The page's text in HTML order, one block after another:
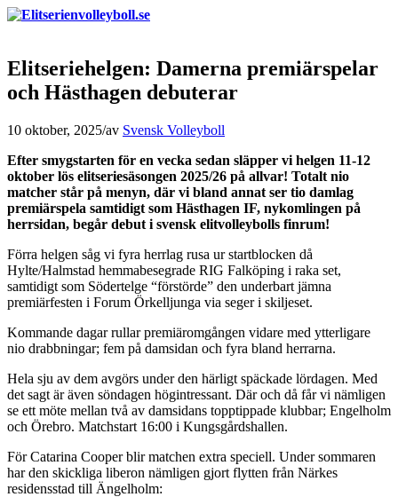
Elitseriehelgen: Damerna premiärspelar
och Hästhagen debuterar
10 oktober, 2025/av Svensk Volleyboll
Efter smygstarten för en vecka sedan släpper vi helgen 11-12
oktober lös elitseriesäsongen 2025/26 på allvar! Totalt nio
matcher står på menyn, där vi bland annat ser tio damlag
premiärspela samtidigt som Hästhagen IF, nykomlingen på
herrsidan, begår debut i svensk elitvolleybolls finrum!
Förra helgen såg vi fyra herrlag rusa ur startblocken då
Hylte/Halmstad hemmabesegrade RIG Falköping i raka set,
samtidigt som Södertelge “förstörde” den underbart jämna
premiärfesten i Forum Örkelljunga via seger i skiljeset.
Kommande dagar rullar premiäromgången vidare med ytterligare
nio drabbningar; fem på damsidan och fyra bland herrarna.
Hela sju av dem avgörs under den härligt späckade lördagen. Med
det sagt är även söndagen högintressant. Där och då får vi nämligen
se ett möte mellan två av damsidans topptippade klubbar; Engelholm
och Örebro. Matchstart 16:00 i Kungsgårdshallen.
För Catarina Cooper blir matchen extra speciell. Under sommaren
har den skickliga liberon nämligen gjort flytten från Närkes
residensstad till Ängelholm: